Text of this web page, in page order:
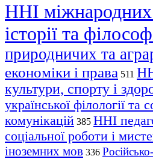
ННІ міжнародних
історії та
природничих та
економіки і права 511
культури, спорту і
української філології та
комунікацій 385 ННІ
соціальної роботи і
іноземних мов 336